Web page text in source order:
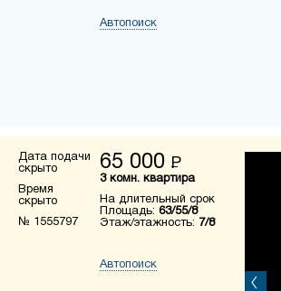
Автопоиск
Дата подачи
скрыто
Время
скрыто
№ 1555797
65 000 Р
3 комн. квартира
На длительный срок
Площадь: 63/55/8
Этаж/этажность: 7/8
Автопоиск